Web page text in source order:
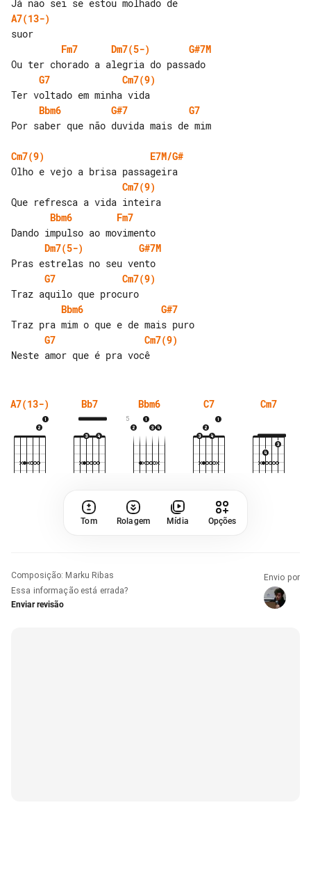
A7(13-)
Fm7
Dm7(5-)
G#7M
G7
Cm7(9)
Bbm6
G#7
G7
Por saber que não duvida mais de mim
Cm7(9)
E7M/G#
Cm7(9)
Bbm6
Fm7
Dm7(5-)
G#7M
G7
Cm7(9)
Bbm6
G#7
G7
Cm7(9)
A7(13-) Bb7 Bbm6
5
C7 Cm7
Tom Rolagem Mídia Opções
Composição: Marku Ribas
Essa informação está errada?
Enviar revisão
Envio por